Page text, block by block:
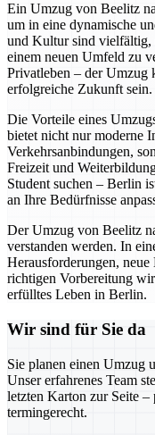
Ein Umzug von Beelitz
um in eine dynamische
und Kultur sind vielfältig,
einem neuen Umfeld zu
Privatleben – der Umzug
erfolgreiche Zukunft sein.
Die Vorteile eines
bietet nicht nur moderne
Verkehrsanbindungen,
Freizeit und
Student suchen – Berlin
an Ihre Bedürfnisse
Der Umzug von Beelitz
verstanden werden. In
Herausforderungen,
richtigen Vorbereitung
erfülltes Leben in Berlin.
Wir sind für Sie da
Sie planen einen Umzug
Unser erfahrenes Team
letzten Karton zur Seite –
termingerecht.